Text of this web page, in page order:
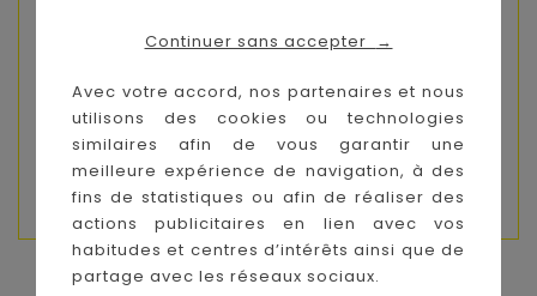
Continuer sans accepter →
Avec votre accord, nos partenaires et nous
utilisons des cookies ou technologies
similaires afin de vous garantir une
meilleure expérience de navigation, à des
fins de statistiques ou afin de réaliser des
actions publicitaires en lien avec vos
habitudes et centres d’intérêts ainsi que de
partage avec les réseaux sociaux.
De taille standard 50x70 cm et grâce à ses
bonnet extra-larges, elle s'adaptera à tous les
matelas à langer classique. Grâce à ses
élastiques, elle reste bien place et ne bouge
pas.
Composition :80% coton et 20% polyester